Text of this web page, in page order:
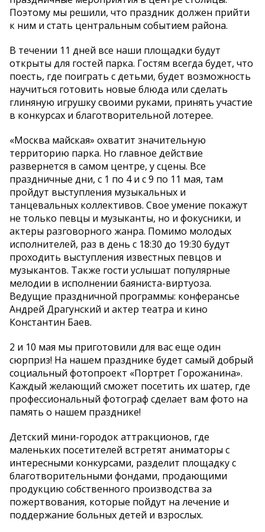
Поэтому мы решили, что праздник должен прийти
к ним и стать центральным событием района.
В течении 11 дней все наши площадки будут
открыты для гостей парка. Гостям всегда будет, что
поесть, где поиграть с детьми, будет возможность
научиться готовить новые блюда или сделать
глиняную игрушку своими руками, принять участие
в конкурсах и благотворительной лотерее.
«Москва майская» охватит значительную
территорию парка. Но главное действие
развернется в самом центре, у сцены. Все
праздничные дни, с 1 по 4 и с 9 по 11 мая, там
пройдут выступления музыкальных и
танцевальных коллективов. Свое умение покажут
не только певцы и музыканты, но и фокусники, и
актеры разговорного жанра. Помимо молодых
исполнителей, раз в день с 18:30 до 19:30 будут
проходить выступления известных певцов и
музыкантов. Также гости услышат популярные
мелодии в исполнении баяниста-виртуоза.
Ведущие праздничной программы: конферансье
Андрей Драгунский и актер театра и кино
Константин Баев.
2 и 10 мая мы приготовили для вас еще один
сюрприз! На нашем празднике будет самый добрый
социальный фотопроект «Портрет Горожанина».
Каждый желающий сможет посетить их шатер, где
профессиональный фотограф сделает вам фото на
память о нашем празднике!
Детский мини-городок аттракционов, где
маленьких посетителей встретят аниматоры с
интересными конкурсами, разделит площадку с
благотворительными фондами, продающими
продукцию собственного производства за
пожертвования, которые пойдут на лечение и
поддержание больных детей и взрослых.